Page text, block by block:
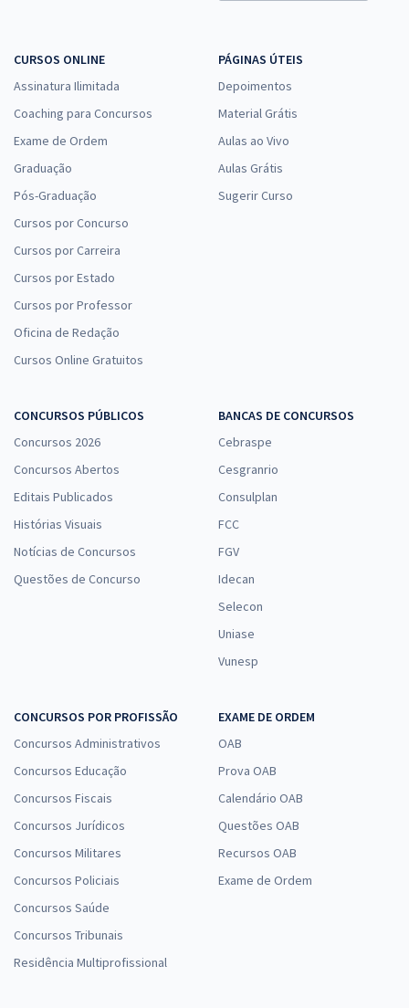
CURSOS ONLINE
Assinatura Ilimitada
Coaching para Concursos
Exame de Ordem
Graduação
Pós-Graduação
Cursos por Concurso
Cursos por Carreira
Cursos por Estado
Cursos por Professor
Oficina de Redação
Cursos Online Gratuitos
PÁGINAS ÚTEIS
Depoimentos
Material Grátis
Aulas ao Vivo
Aulas Grátis
Sugerir Curso
CONCURSOS PÚBLICOS
Concursos 2026
Concursos Abertos
Editais Publicados
Histórias Visuais
Notícias de Concursos
Questões de Concurso
BANCAS DE CONCURSOS
Cebraspe
Cesgranrio
Consulplan
FCC
FGV
Idecan
Selecon
Uniase
Vunesp
CONCURSOS POR PROFISSÃO
Concursos Administrativos
Concursos Educação
Concursos Fiscais
Concursos Jurídicos
Concursos Militares
Concursos Policiais
Concursos Saúde
Concursos Tribunais
Residência Multiprofissional
EXAME DE ORDEM
OAB
Prova OAB
Calendário OAB
Questões OAB
Recursos OAB
Exame de Ordem